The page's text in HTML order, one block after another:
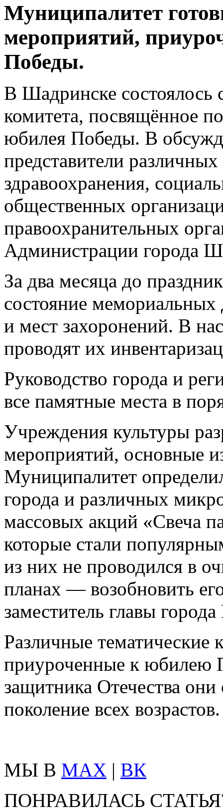
Муниципалитет
мероприятий,
Победы.
В Шадринске состоялось
комитета, посвящённое
юбилея Победы. В
представители
здравоохранения,
общественных
правоохранительных
Администрации города
За два месяца до
состояние мемориальных
и мест захоронений. В
проводят их
Руководство города и
все памятные места в
Учреждения культуры
мероприятий, основные
Муниципалитет
города и различных
массовых акций «Свеча
которые стали
из них не проводился в
планах — возобновить
заместитель главы
Различные тематические
приуроченные к юбилею
защитника Отечества
поколение всех возрастов.
МЫ В MAX | ВК
ПОНРАВИЛАСЬ